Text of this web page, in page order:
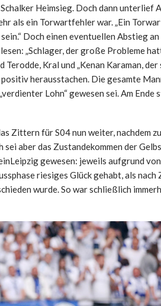
Heimsieg. Doch dann unterlief
als ein Torwartfehler war. „Ein
Doch einen eventuellen Abstieg
„Schlager, der große Probleme
Terodde, Kral und „Kenan Karaman,
herausstachen. Die gesamte
Lohn“ gewesen sei. Am Ende
Zittern für S04 nun weiter, nachdem
aber das Zustandekommen der
gewesen: jeweils aufgrund
riesiges Glück gehabt, als
wurde. So war schließlich